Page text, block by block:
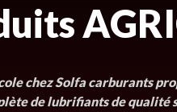
chez Solfa carburants
de lubrifiants de qualité